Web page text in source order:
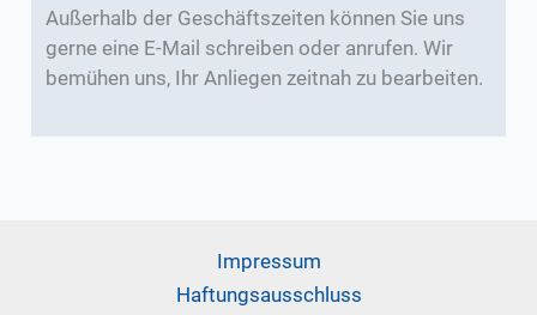
Außerhalb der Geschäftszeiten können Sie uns
gerne eine E-Mail schreiben oder anrufen. Wir
bemühen uns, Ihr Anliegen zeitnah zu bearbeiten.
Impressum
Haftungsausschluss